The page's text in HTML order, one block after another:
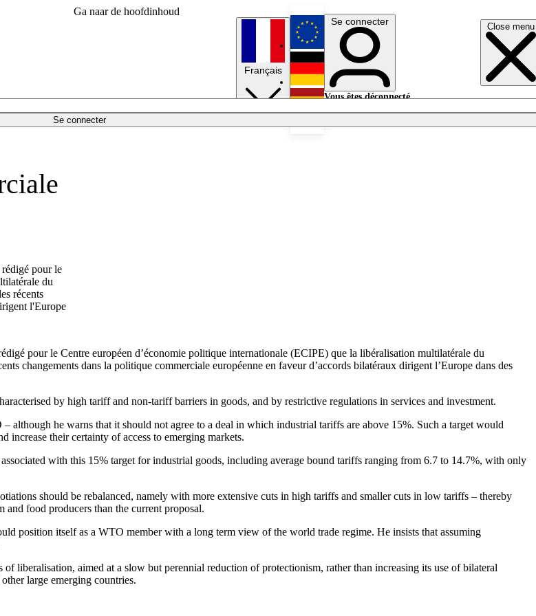
Ga naar de hoofdinhoud
Close menu
Se connecter
Français
English
Deutsch
Se connecter
Vous êtes déconnecté.
pour le
du
récents
l'Europe
pour le Centre européen d’économie politique internationale (ECIPE) que la libéralisation multilatérale du
changements dans la politique commerciale européenne en faveur d’accords bilatéraux dirigent l’Europe dans des
by high tariff and non-tariff barriers in goods, and by restrictive regulations in services and investment.
he warns that it should not agree to a deal in which industrial tariffs are above 15%. Such a target would
increase their certainty of access to emerging markets.
with this 15% target for industrial goods, including average bound tariffs ranging from 6.7 to 14.7%, with only
should be rebalanced, namely with more extensive cuts in high tariffs and smaller cuts in low tariffs – thereby
food producers than the current proposal.
position itself as a WTO member with a long term view of the world trade regime. He insists that assuming
liberalisation, aimed at a slow but perennial reduction of protectionism, rather than increasing its use of bilateral
large emerging countries.